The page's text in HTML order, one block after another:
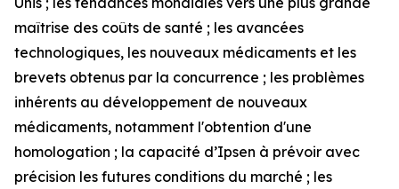
maîtrise des coûts de santé ; les avancées
technologiques, les nouveaux médicaments et les
brevets obtenus par la concurrence ; les problèmes
inhérents au développement de nouveaux
médicaments, notamment l'obtention d'une
homologation ; la capacité d’Ipsen à prévoir avec
précision les futures conditions du marché ; les